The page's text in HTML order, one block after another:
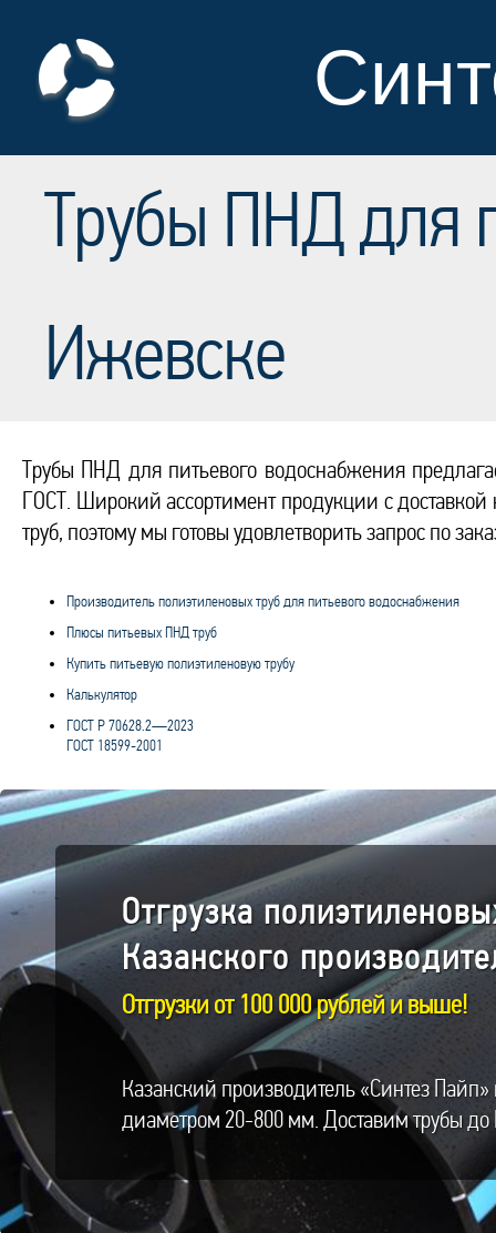
Трубы ПНД для
Ижевске
Трубы ПНД для питьевого водоснабжения
ГОСТ. Широкий ассортимент продукции с доставкой
труб, поэтому мы готовы удовлетворить запрос по
Производитель полиэтиленовых труб для питьевого водоснабжения
Плюсы питьевых ПНД труб
Купить питьевую полиэтиленовую трубу
Калькулятор
ГОСТ Р 70628.2—2023
ГОСТ 18599-2001
Отгрузка
Казанского
Отгрузки от 100 000 рублей и выше!
Казанский производитель «Синтез
диаметром 20-800 мм. Доставим трубы